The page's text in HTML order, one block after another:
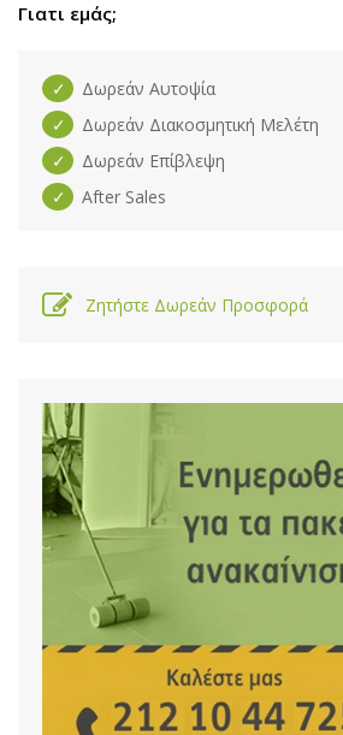
Γιατι εμάς;
Δωρεάν Αυτοψία
Δωρεάν Διακοσμητική Μελέτη
Δωρεάν Επίβλεψη
After Sales
Ζητήστε Δωρεάν Προσφορά